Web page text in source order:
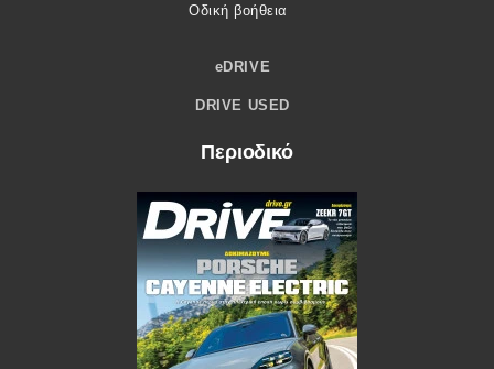
Οδική βοήθεια
eDRIVE
DRIVE USED
Περιοδικό